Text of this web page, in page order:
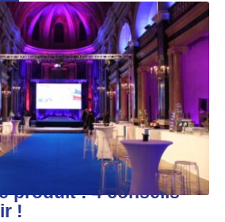
produit : 4 conseils
!